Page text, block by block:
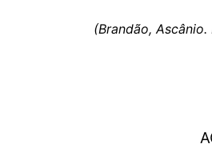
(Brandão,